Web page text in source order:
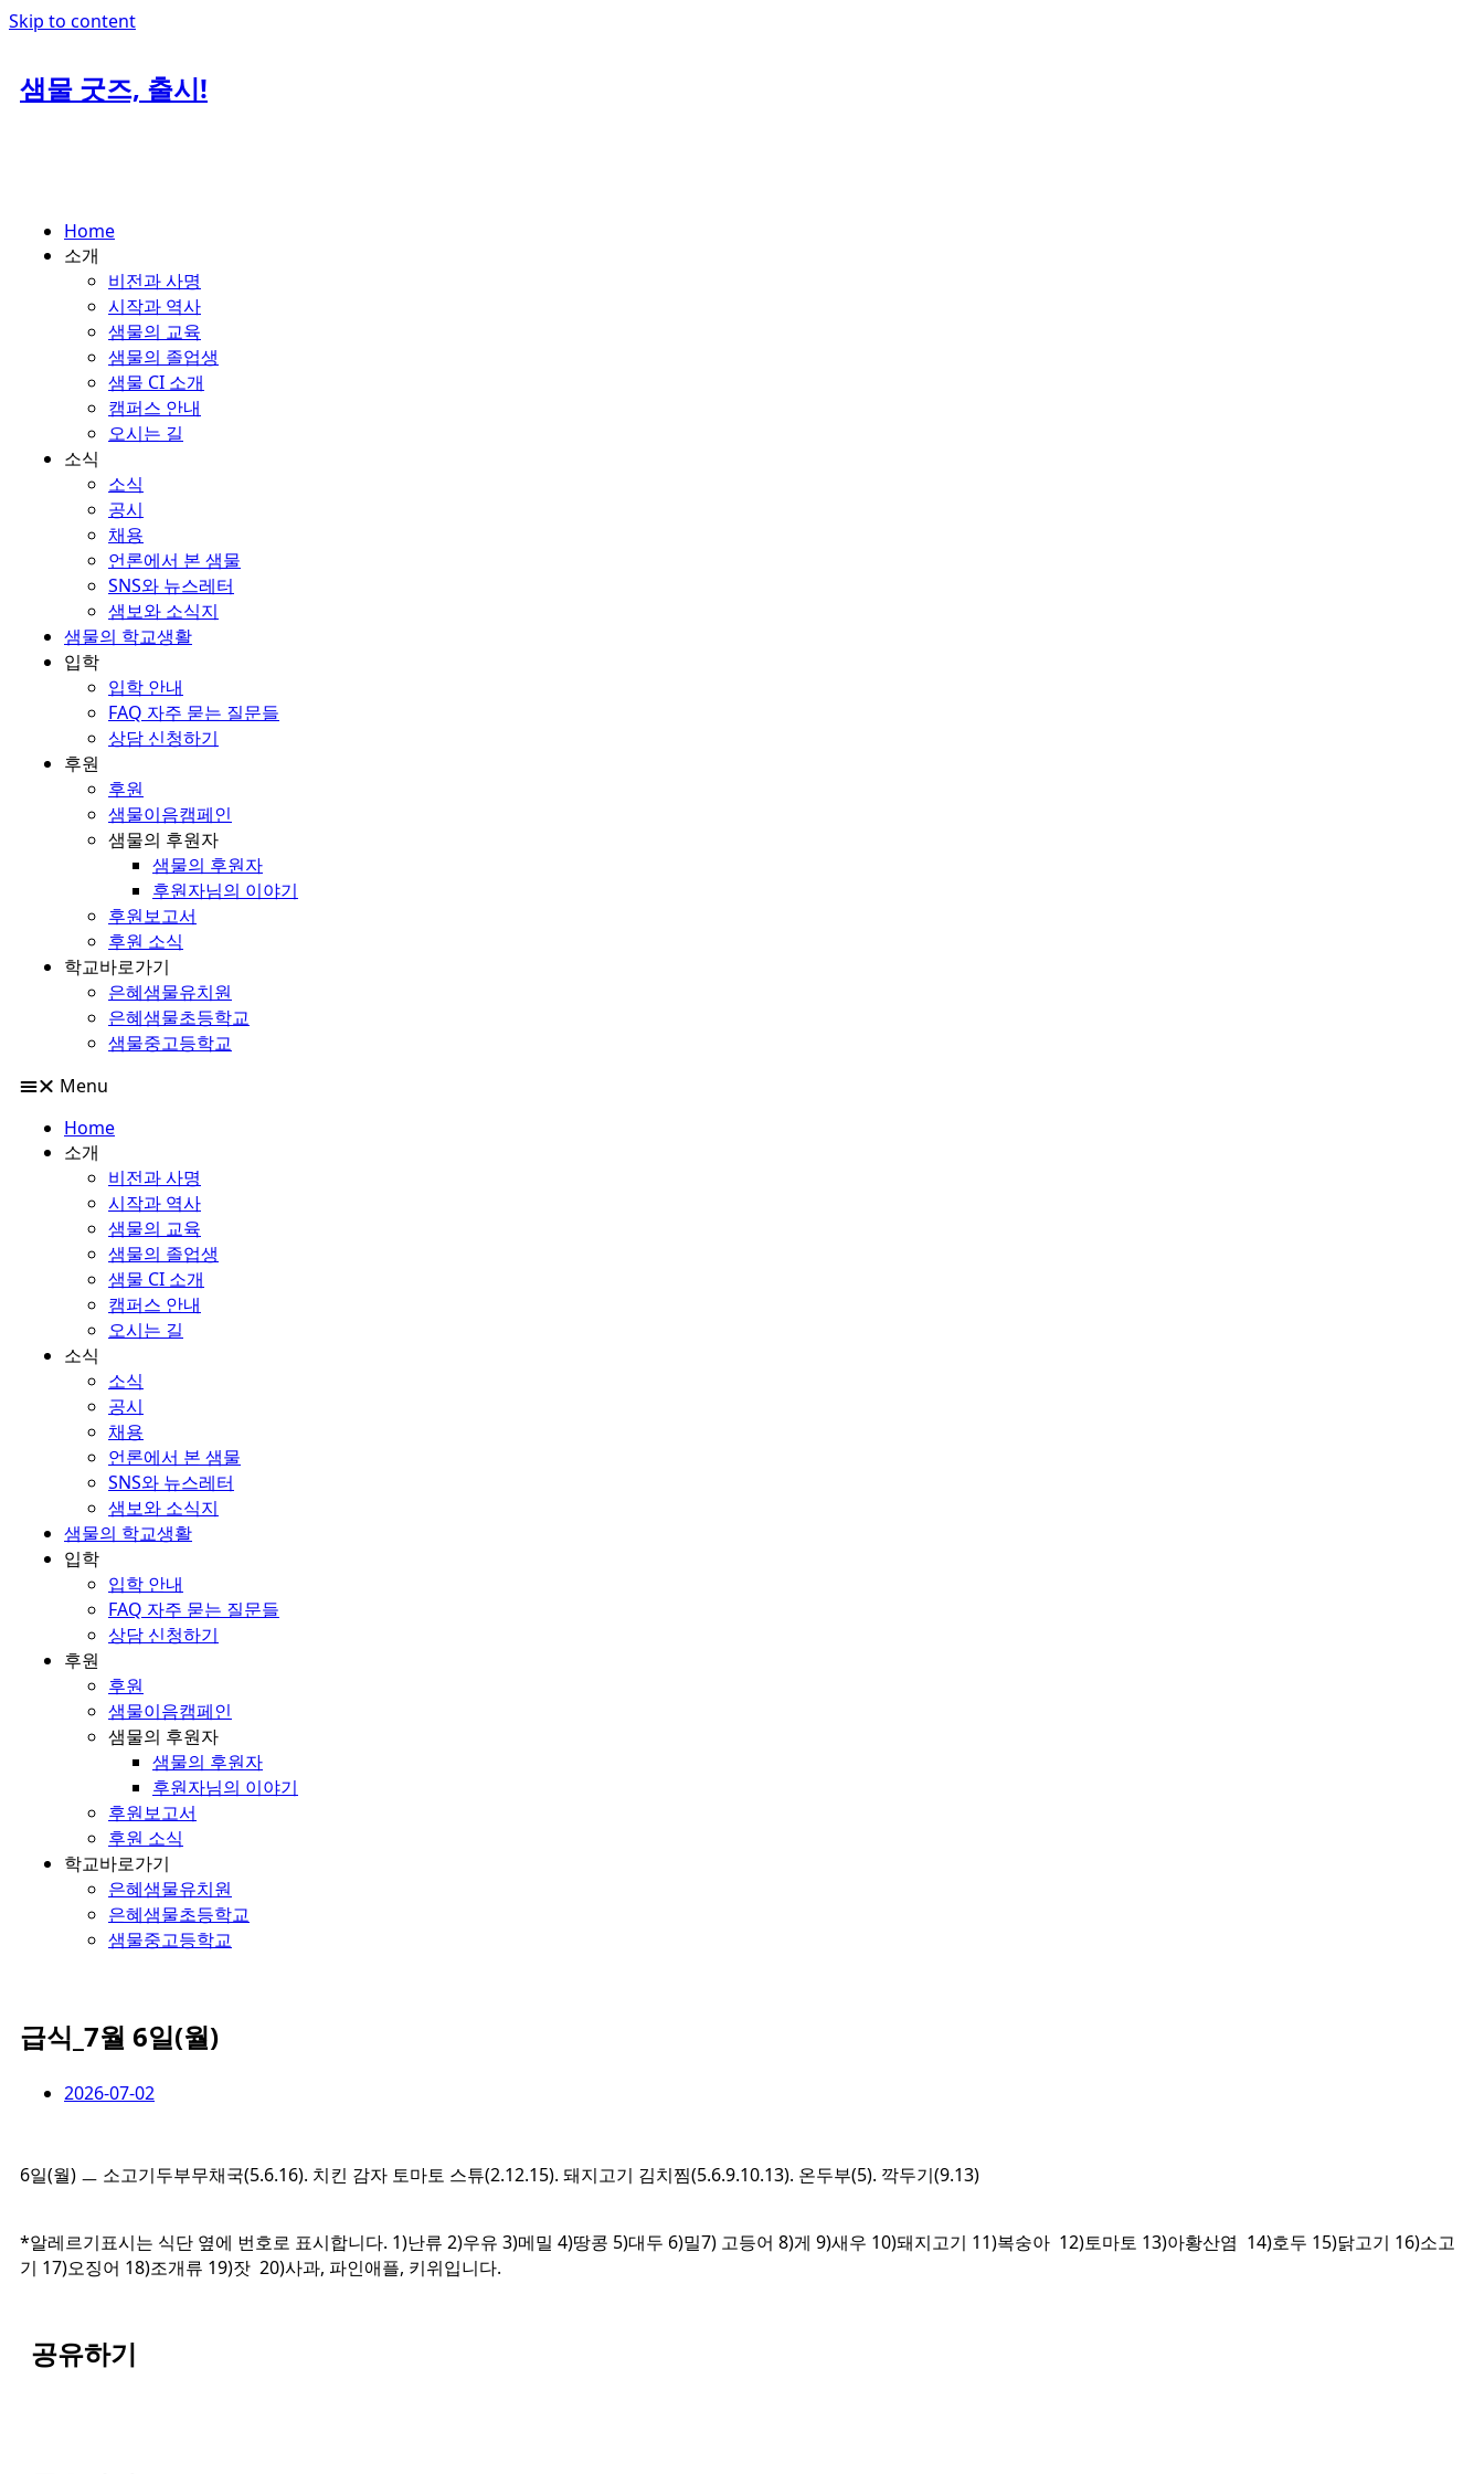
Skip to content
샘물 굿즈, 출시!
Home
소개
비전과 사명
시작과 역사
샘물의 교육
샘물의 졸업생
샘물 CI 소개
캠퍼스 안내
오시는 길
소식
소식
공시
채용
언론에서 본 샘물
SNS와 뉴스레터
샘보와 소식지
샘물의 학교생활
입학
입학 안내
FAQ 자주 묻는 질문들
상담 신청하기
후원
후원
샘물이음캠페인
샘물의 후원자
샘물의 후원자
후원자님의 이야기
후원보고서
후원 소식
학교바로가기
은혜샘물유치원
은혜샘물초등학교
샘물중고등학교
Menu
Home
소개
비전과 사명
시작과 역사
샘물의 교육
샘물의 졸업생
샘물 CI 소개
캠퍼스 안내
오시는 길
소식
소식
공시
채용
언론에서 본 샘물
SNS와 뉴스레터
샘보와 소식지
샘물의 학교생활
입학
입학 안내
FAQ 자주 묻는 질문들
상담 신청하기
후원
후원
샘물이음캠페인
샘물의 후원자
샘물의 후원자
후원자님의 이야기
후원보고서
후원 소식
학교바로가기
은혜샘물유치원
은혜샘물초등학교
샘물중고등학교
급식_7월 6일(월)
2026-07-02
6일(월) ㅡ 소고기두부무채국(5.6.16). 치킨 감자 토마토 스튜(2.12.15). 돼지고기 김치찜(5.6.9.10.13). 온두부(5). 깍두기(9.13)
*알레르기표시는 식단 옆에 번호로 표시합니다. 1)난류 2)우유 3)메밀 4)땅콩 5)대두 6)밀7) 고등어 8)게 9)새우 10)돼지고기 11)복숭아 12)토마토 13)아황산염 14)호두 15)닭고기 16)소고
기 17)오징어 18)조개류 19)잣 20)사과, 파인애플, 키위입니다.
공유하기